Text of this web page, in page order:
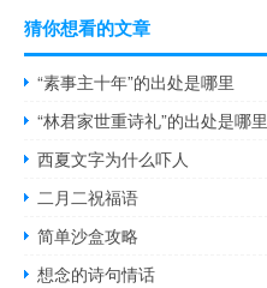
猜你想看的文章
“素事主十年”的出处是哪里
“林君家世重诗礼”的出处是哪里
西夏文字为什么吓人
二月二祝福语
简单沙盒攻略
想念的诗句情话